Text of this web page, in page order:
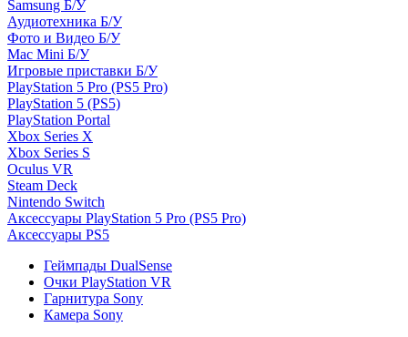
Samsung Б/У
Аудиотехника Б/У
Фото и Видео Б/У
Mac Mini Б/У
Игровые приставки Б/У
PlayStation 5 Pro (PS5 Pro)
PlayStation 5 (PS5)
PlayStation Portal
Xbox Series X
Xbox Series S
Oculus VR
Steam Deck
Nintendo Switch
Аксессуары PlayStation 5 Pro (PS5 Pro)
Аксессуары PS5
Геймпады DualSense
Очки PlayStation VR
Гарнитура Sony
Камера Sony